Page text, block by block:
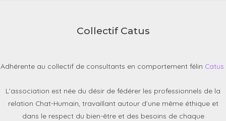
Collectif Catus
Adhérente au collectif de consultants en comportement félin Catus
L’association est née du désir de fédérer les professionnels de la
relation Chat-Humain, travaillant autour d’une même éthique et
dans le respect du bien-être et des besoins de chaque